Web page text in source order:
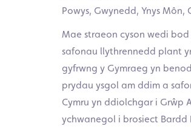
Powys, Gwynedd, Ynys
Mae straeon cyson wedi
safonau llythrennedd plant
gyfrwng y Gymraeg yn
prydau ysgol am ddim a
Cymru yn ddiolchgar i Grŵp
ychwanegol i brosiect Bardd